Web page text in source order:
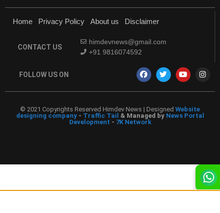
Home Privacy Policy About us Disclaimer
CONTACT US
himdevnews@gmail.com
+91 9816074592
FOLLOW US ON
© 2021 Copyrights Reserved Himdev News | Designed Website
designing company- Traffic Tail & Managed by News Portal
Development - 7K Network